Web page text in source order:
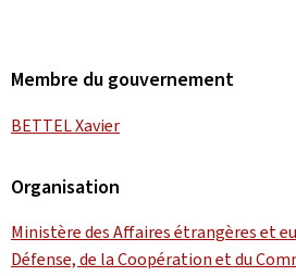
Membre du gouvernement
BETTEL Xavier
Organisation
Ministère des Affaires étrangères et
Défense, de la Coopération et du